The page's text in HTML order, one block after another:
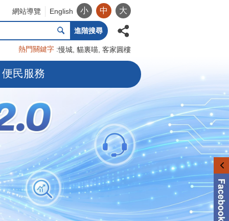
網站導覽 English 小 中 大
進階搜尋
熱門關鍵字 慢城 貓裏喵 客家圓樓
便民服務